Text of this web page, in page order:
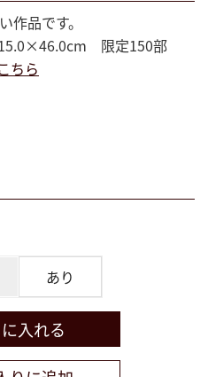
作品です。
限定150部
ちら
あり